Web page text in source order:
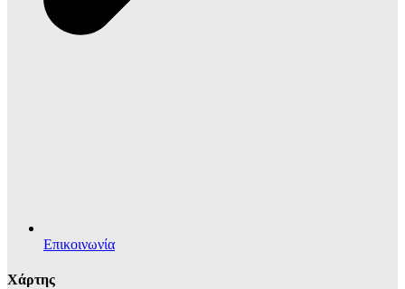
Επικοινωνία
Χάρτης